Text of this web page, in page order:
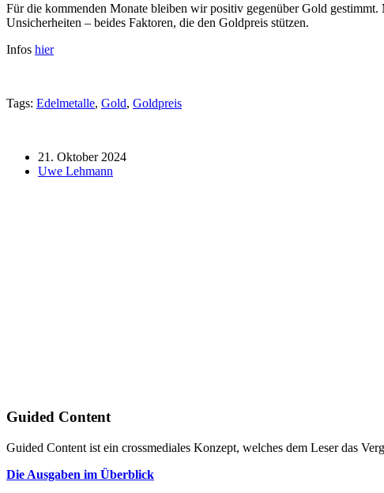
Für die kommenden Monate bleiben wir positiv gegenüber Gold
Unsicherheiten – beides Faktoren, die den Goldpreis stützen.
Infos hier
Tags: Edelmetalle, Gold, Goldpreis
21. Oktober 2024
Uwe Lehmann
Guided Content
Guided Content ist ein crossmediales Konzept, welches dem Leser das
Die Ausgaben im Überblick